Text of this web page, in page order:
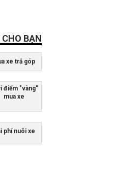
BẠN
xe trả góp
điểm "vàng"
mua xe
phí nuôi xe